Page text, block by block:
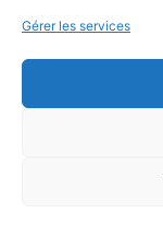
Gérer les services